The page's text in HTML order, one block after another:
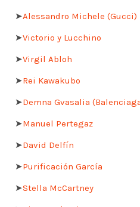
➤Alessandro Michele (Gucci)
➤Victorio y Lucchino
➤Virgil Abloh
➤Rei Kawakubo
➤Demna Gvasalia
➤Manuel Pertegaz
➤David Delfín
➤Purificación García
➤Stella McCartney